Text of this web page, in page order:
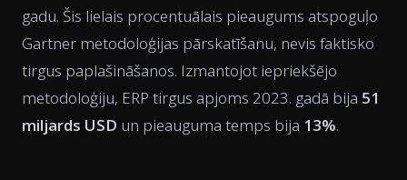
gadu. Šis lielais procentuālais pieaugums atspoguļo
Gartner metodoloģijas pārskatīšanu, nevis faktisko
tirgus paplašināšanos. Izmantojot iepriekšējo
metodoloģiju, ERP tirgus apjoms 2023. gadā bija 51
miljards USD un pieauguma temps bija 13%.